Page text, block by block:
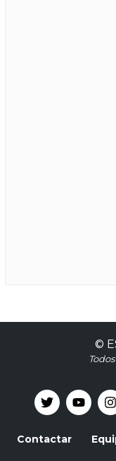
©
Contactar